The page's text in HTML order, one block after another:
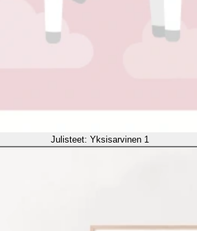
Julisteet: Yksisarvinen 1